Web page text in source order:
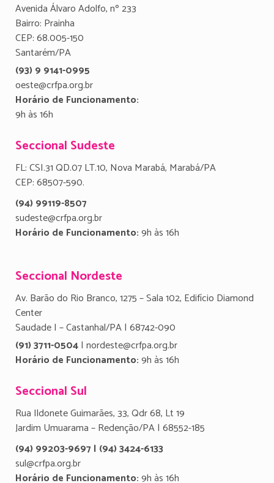
Avenida Álvaro Adolfo, nº 233
Bairro: Prainha
CEP: 68.005-150
Santarém/PA
(93) 9 9141-0995
oeste@crfpa.org.br
Horário de Funcionamento:
9h às 16h
Seccional Sudeste
FL: CSI.31 QD.07 LT.10, Nova Marabá, Marabá/PA
CEP: 68507-590.
(94) 99119-8507
sudeste@crfpa.org.br
Horário de Funcionamento:9h às 16h
Seccional Nordeste
Av. Barão do Rio Branco, 1275 – Sala 102, Edifício Diamond
Center
Saudade I – Castanhal/PA | 68742-090
(91) 3711-0504| nordeste@crfpa.org.br
Horário de Funcionamento:9h às 16h
Seccional Sul
Rua Ildonete Guimarães, 33, Qdr 68, Lt 19
Jardim Umuarama – Redenção/PA | 68552-185
(94) 99203-9697 | (94) 3424-6133
sul@crfpa.org.br
Horário de Funcionamento:9h às 16h